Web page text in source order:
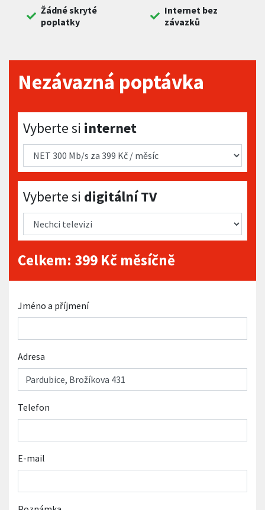
Žádné skryté
poplatky
Internet bez
závazků
Nezávazná poptávka
Vyberte si internet
Vyberte si internet
Vyberte si digitální TV
Vyberte si digitální TV
Celkem: 399 Kč měsíčně
Jméno a příjmení
Adresa
Telefon
E-mail